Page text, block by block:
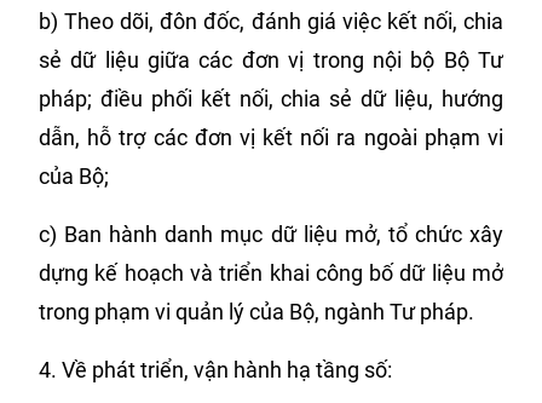
b) Theo dõi, đôn đốc, đánh giá việc kết nối, chia
sẻ dữ liệu giữa các đơn vị trong nội bộ Bộ Tư
pháp; điều phối kết nối, chia sẻ dữ liệu, hướng
dẫn, hỗ trợ các đơn vị kết nối ra ngoài phạm vi
của Bộ;
c) Ban hành danh mục dữ liệu mở, tổ chức xây
dựng kế hoạch và triển khai công bố dữ liệu mở
trong phạm vi quản lý của Bộ, ngành Tư pháp.
4. Về phát triển, vận hành hạ tầng số: